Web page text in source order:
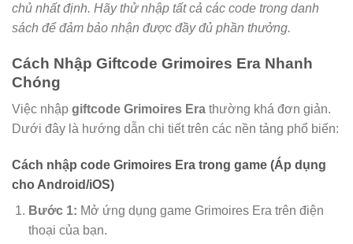
chủ nhất định. Hãy thử nhập tất cả các code trong danh
sách để đảm bảo nhận được đầy đủ phần thưởng.
Cách Nhập Giftcode Grimoires Era Nhanh
Chóng
Việc nhập giftcode Grimoires Era thường khá đơn giản.
Dưới đây là hướng dẫn chi tiết trên các nền tảng phổ biến:
Cách nhập code Grimoires Era trong game (Áp dụng
cho Android/iOS)
Bước 1: Mở ứng dụng game Grimoires Era trên điện
thoại của bạn.